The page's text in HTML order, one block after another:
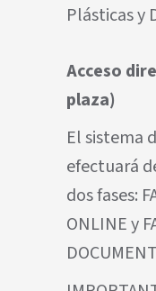
Plásticas y
Acceso
plaza)
El sistema
efectuará
dos fases:
ONLINE y